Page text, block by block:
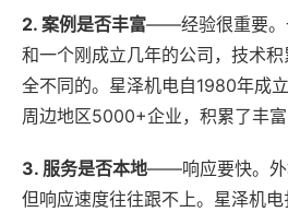
2. 案例是否丰富——经验很重要。
和一个刚成立几年的公司，技术
全不同的。星泽机电自1980年成
周边地区5000+企业，积累了丰富
3. 服务是否本地——响应要快。外
但响应速度往往跟不上。星泽机